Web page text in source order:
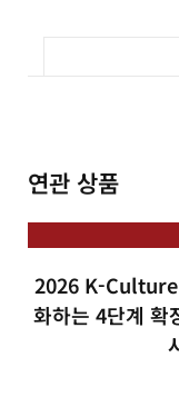
연관 상품
2026 K-Culture
화하는 4단계